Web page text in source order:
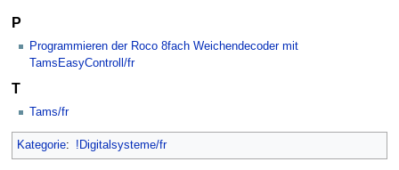
P
Programmieren der Roco 8fach Weichendecoder mit
TamsEasyControll/fr
T
Tams/fr
Kategorie: !Digitalsysteme/fr